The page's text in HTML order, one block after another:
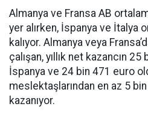
Almanya ve Fransa AB
yer alırken, İspanya ve İtalya
kalıyor. Almanya veya
çalışan, yıllık net kazancın
İspanya ve 24 bin 471 euro
meslektaşlarından en az 5
kazanıyor.